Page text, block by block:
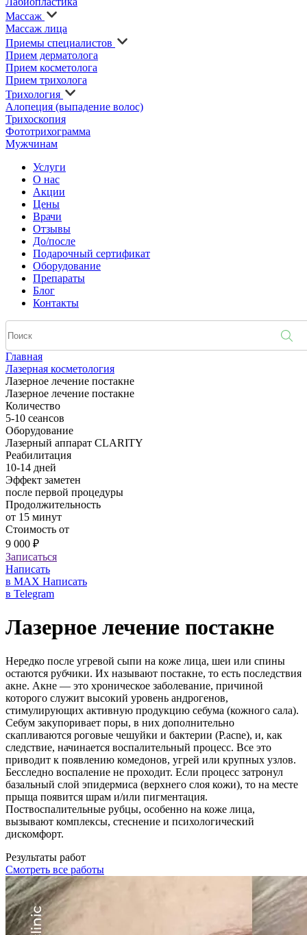
Массаж
Массаж лица
Приемы специалистов
Прием дерматолога
Прием косметолога
Прием трихолога
Трихология
Алопеция (выпадение волос)
Трихоскопия
Фототрихограмма
Мужчинам
Услуги
О нас
Акции
Цены
Врачи
Отзывы
До/после
Подарочный сертификат
Оборудование
Препараты
Блог
Контакты
Главная
Лазерная косметология
Лазерное лечение постакне
Лазерное лечение постакне
Количество
5-10 сеансов
Оборудование
Лазерный аппарат CLARITY
Реабилитация
10-14 дней
Эффект заметен
после первой процедуры
Продолжительность
от 15 минут
Стоимость от
9 000 ₽
Записаться
Написать
в MAX Написать
в Telegram
Лазерное лечение постакне
Нередко после угревой сыпи на коже лица, шеи или спины
остаются рубчики. Их называют постакне, то есть последствия
акне. Акне — это хроническое заболевание, причиной
которого служит высокий уровень андрогенов,
стимулирующих активную продукцию себума (кожного сала).
Себум закупоривает поры, в них дополнительно
скапливаются роговые чешуйки и бактерии (P.acne), и, как
следствие, начинается воспалительный процесс. Все это
приводит к появлению комедонов, угрей или крупных узлов.
Бесследно воспаление не проходит. Если процесс затронул
базальный слой эпидермиса (верхнего слоя кожи), то на месте
прыща появится шрам и/или пигментация.
Поствоспалительные рубцы, особенно на коже лица,
вызывают комплексы, стеснение и психологический
дискомфорт.
Результаты работ
Смотреть все работы